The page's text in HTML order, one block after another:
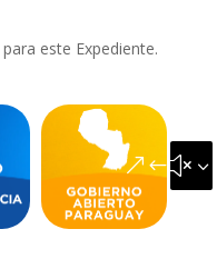
este Expediente.